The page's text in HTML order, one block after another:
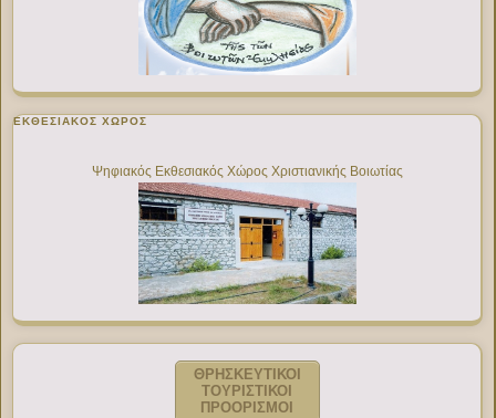
ΕΚΘΕΣΙΑΚΌΣ ΧΏΡΟΣ
Ψηφιακός Εκθεσιακός Χώρος Χριστιανικής Βοιωτίας
ΘΡΗΣΚΕΥΤΙΚΟΙ
ΤΟΥΡΙΣΤΙΚΟΙ
ΠΡΟΟΡΙΣΜΟΙ